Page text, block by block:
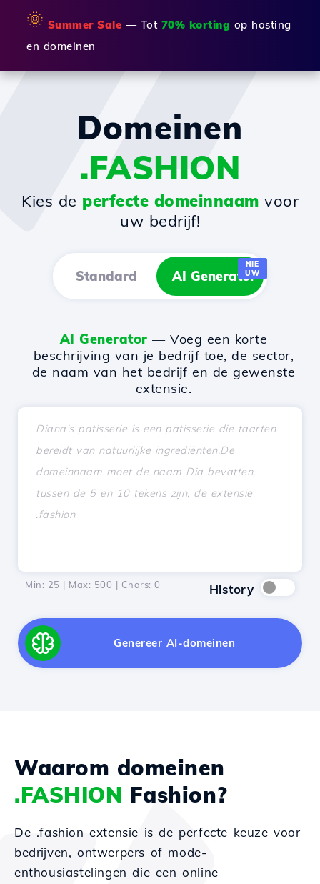
🌞 Summer Sale — Tot 70% korting op hosting
en domeinen
Domeinen
.FASHION
Kies de perfecte domeinnaam voor
uw bedrijf!
Standard AI Generator
NIE
UW
AI Generator — Voeg een korte
beschrijving van je bedrijf toe, de sector,
de naam van het bedrijf en de gewenste
extensie.
Min: 25 | Max: 500 | Chars: 0 History
Genereer AI-domeinen
Waarom domeinen
.FASHION Fashion?
De .fashion extensie is de perfecte keuze voor
bedrijven, ontwerpers of mode-
enthousiastelingen die een online